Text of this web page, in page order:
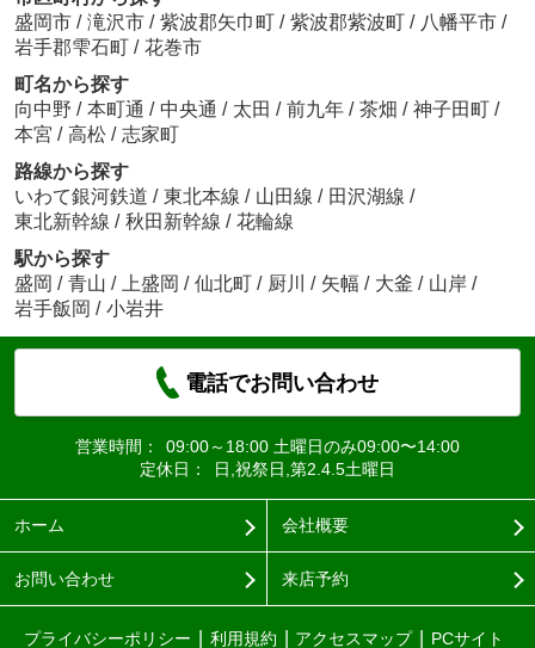
盛岡市 / 滝沢市 / 紫波郡矢巾町 / 紫波郡紫波町 / 八幡平市 /
岩手郡雫石町 / 花巻市
町名から探す
向中野 / 本町通 / 中央通 / 太田 / 前九年 / 茶畑 / 神子田町 /
本宮 / 高松 / 志家町
路線から探す
いわて銀河鉄道 / 東北本線 / 山田線 / 田沢湖線 /
東北新幹線 / 秋田新幹線 / 花輪線
駅から探す
盛岡 / 青山 / 上盛岡 / 仙北町 / 厨川 / 矢幅 / 大釜 / 山岸 /
岩手飯岡 / 小岩井
電話でお問い合わせ
営業時間：
09:00～18:00 土曜日のみ09:00〜14:00
定休日：
日,祝祭日,第2.4.5土曜日
ホーム 会社概要
お問い合わせ 来店予約
プライバシーポリシー 利用規約 アクセスマップ PCサイト